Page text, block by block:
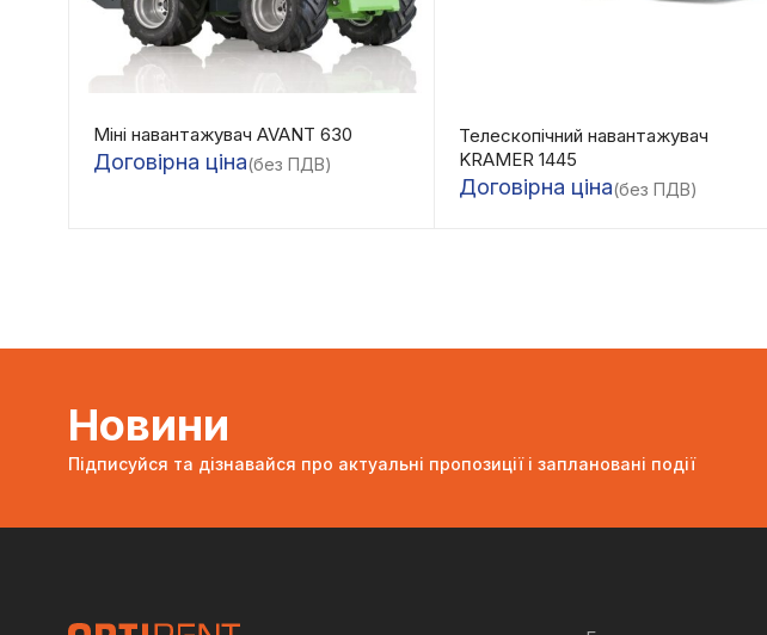
Міні навантажувач AVANT 630
Договірна ціна(без ПДВ)
Телескопічний навантажувач
KRAMER 1445
Договірна ціна(без ПДВ)
Новини
Підписуйся та дізнавайся про актуальні пропозиції і заплановані події